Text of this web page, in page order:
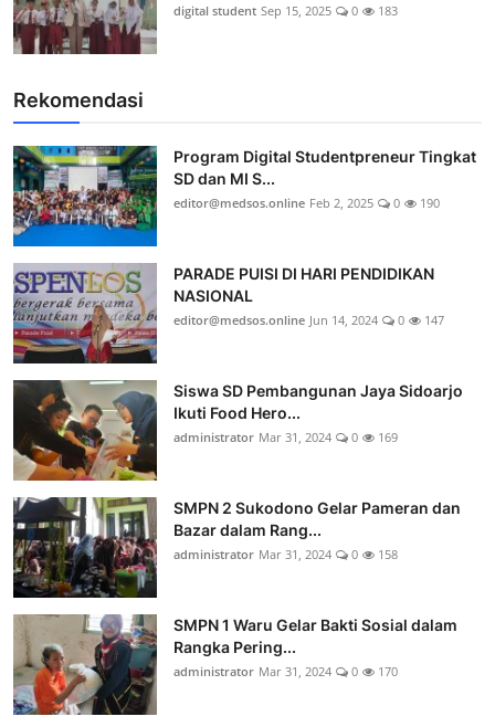
digital student Sep 15, 2025 0 183
Rekomendasi
Program Digital Studentpreneur Tingkat
SD dan MI S...
editor@medsos.online Feb 2, 2025 0 190
PARADE PUISI DI HARI PENDIDIKAN
NASIONAL
editor@medsos.online Jun 14, 2024 0 147
Siswa SD Pembangunan Jaya Sidoarjo
Ikuti Food Hero...
administrator Mar 31, 2024 0 169
SMPN 2 Sukodono Gelar Pameran dan
Bazar dalam Rang...
administrator Mar 31, 2024 0 158
SMPN 1 Waru Gelar Bakti Sosial dalam
Rangka Pering...
administrator Mar 31, 2024 0 170